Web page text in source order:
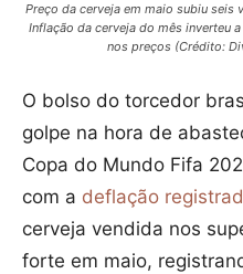
Preço da cerveja em maio subiu seis
Inflação da cerveja do mês inverteu
nos preços (Crédito:
O bolso do torcedor
golpe na hora de
Copa do Mundo Fifa
com a deflação
cerveja vendida nos
forte em maio,